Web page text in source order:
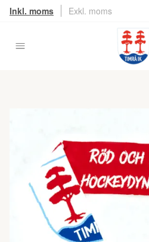
Inkl. moms Exkl. moms